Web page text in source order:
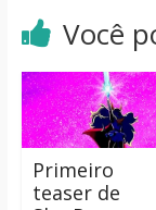
Você
Primeiro
teaser de